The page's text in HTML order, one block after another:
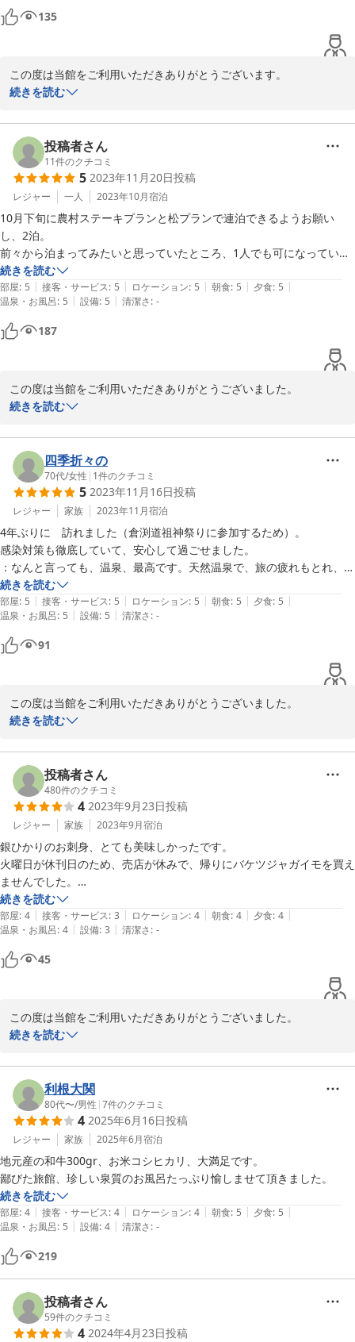
温泉は赤茶の湯で７分以上つかるとのぼせますよと注意あり。壁に貼っ
てあった温泉の質を見ると有馬温泉に似ている泉質でした。芯まで温ま
車がないと立地的に厳しいですね。
135
この度は当館をご利用いただきありがとうございます。
夕食、温泉につきましてご満足いただけたようで大変うれしく思い
交通の便の悪さは当館の課題でございます。
木曜日には高崎駅までお迎えに上がる定期便を当館で運行しており
ますので木曜日にお泊りされる方はお問合せいただければと思いま
す。
またのご利用をお待ちしております。
2023-12-26
続きを読む
投稿者さん
11件のクチコミ
5 2023年11月20日投稿
レジャー 一人 2023年10月宿泊
10月下旬に農村ステーキプランと松プランで連泊できるようお願い
し、2泊。
前々から泊まってみたいと思っていたところ、1人でも可になっていた
ため予約しました。
特筆すべきはやはり他では見ない温泉。
塩分と鉄分が多いらしく、重たい、黄褐色の不透明なお湯です。温度も
熱め。
木材の断面にうっすら石油を合わせたような匂い。好みが分かれそうで
効能が強いため浸かるのは7分までと張り紙があり、その通り短時間で
上がってもしばらく身体が温かいまま。
2泊で10回ぐらい入浴したと思います。これだけで元が取れた気分。特
に深夜と早朝が最高。
部屋は「ザ・旅館！」というより「宿泊施設」といった雰囲気。
装飾は少ないですがその分10畳を広々と使えました。家族でも余裕そ
う。
1日目の300gのステーキは想像以上にド迫力でした。
厚いこともあって、最初口に入れた瞬間は少し硬めに感じましたが、噛
むとすぐほぐれる類の硬さで最後まで美味しくいただけました。
2日目の松プランはやはり刺身と、蟹出汁の染み込んだ釜飯が美味し
い。
入浴に行く経路に冷水器があるのも地味に助かりました。
ありがとうございました。
続きを読む
部屋: 5 | 接客・サービス: 5 | ロケーション: 5 | 朝食: 5 | 夕食: 5 |
温泉・お風呂: 5 | 設備: 5 | 清潔さ: -
187
この度は当館をご利用いただきありがとうございました。
温泉、料理につきましてご満足頂けたようで大変嬉しく思います。
紙をしております。
又、食事につきましてはやまめの塩焼き等、別途追加料理を付ける
ことも可能ですのでお問い合わせいただければ幸いです。
またのご利用をお待ちしております。
2023-11-20
続きを読む
四季折々の
70代/女性 | 1件のクチコミ
5 2023年11月16日投稿
レジャー 家族 2023年11月宿泊
4年ぶりに　訪れました（倉渕道祖神祭りに参加するため）。
感染対策も徹底していて、安心して過ごせました。
：なんと言っても、温泉、最高です。天然温泉で、旅の疲れもとれ、心
身ともリラックス出来ました。
：料理は、一品・一品、工夫されていて、どれも優しい味で、おいしい
です。
１００ｇのステーキを追加注文しておきましたが、これも、期待をう
らぎらないおいしさ。
：高崎から、バス、乗り継ぎですが、時間をかけてでも、また行きた
い、また行きます。
続きを読む
部屋: 5 | 接客・サービス: 5 | ロケーション: 5 | 朝食: 5 | 夕食: 5 |
温泉・お風呂: 5 | 設備: 5 | 清潔さ: -
91
この度は当館をご利用いただきありがとうございました。
温泉、料理共にご満足頂けたようで大変嬉しく思います。
またのご利用お待ちしております。
2023-11-18
続きを読む
投稿者さん
480件のクチコミ
4 2023年9月23日投稿
レジャー 家族 2023年9月宿泊
銀ひかりのお刺身、とても美味しかったです。
火曜日が休刊日のため、売店が休みで、帰りにバケツジャガイモを買え
ませんでした。
温泉は女湯の方が熱かったようです。
リンスインシャンプーは、髪の毛がパサつくので、シャンプーとリンス
は別々にした方が良いと思います。
続きを読む
部屋: 4 | 接客・サービス: 3 | ロケーション: 4 | 朝食: 4 | 夕食: 4 |
温泉・お風呂: 4 | 設備: 3 | 清潔さ: -
45
この度は当館をご利用いただきありがとうございました。
銀ひかりのお刺身につきまして喜んでいただけたようで大変うれし
休館日の売店のご利用ではご迷惑をおかけして申し訳ござません。
現在は休館日のご利用ができるようになっております。
温泉につきましては温度が揃うように心がけておりますが少しの差
が生まれてしまうこともありますのでご了承ください。
シャンプーにつきましては検討させていただきます。
またのご利用をお待ちしております。
2023-09-30
続きを読む
利根大関
80代〜/男性 |7件のクチコミ
4 2025年6月16日投稿
レジャー 家族 2025年6月宿泊
地元産の和牛300gr、お米コシヒカリ、大満足です。
鄙びた旅館、珍しい泉質のお風呂たっぷり愉しませて頂きました。
続きを読む
部屋: 4 | 接客・サービス: 4 | ロケーション: 4 | 朝食: 5 | 夕食: 5 |
温泉・お風呂: 5 | 設備: 4 | 清潔さ: -
219
投稿者さん
59件のクチコミ
4 2024年4月23日投稿